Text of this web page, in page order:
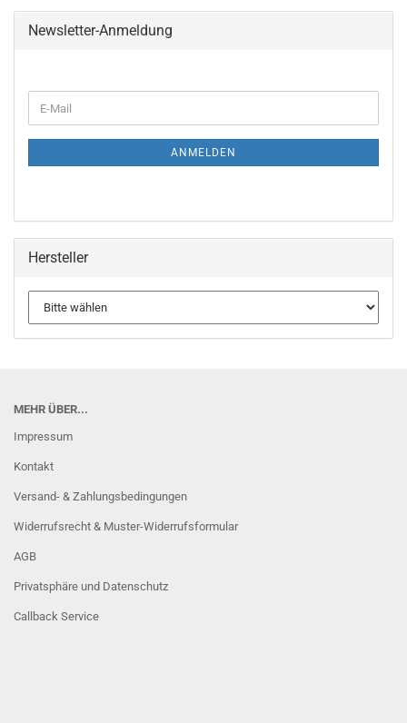
Newsletter-Anmeldung
ZUR
E-
Mail
ANMELDEN
Hersteller
MEHR ÜBER...
Impressum
Kontakt
Versand- & Zahlungsbedingungen
Widerrufsrecht & Muster-Widerrufsformular
AGB
Privatsphäre und Datenschutz
Callback Service